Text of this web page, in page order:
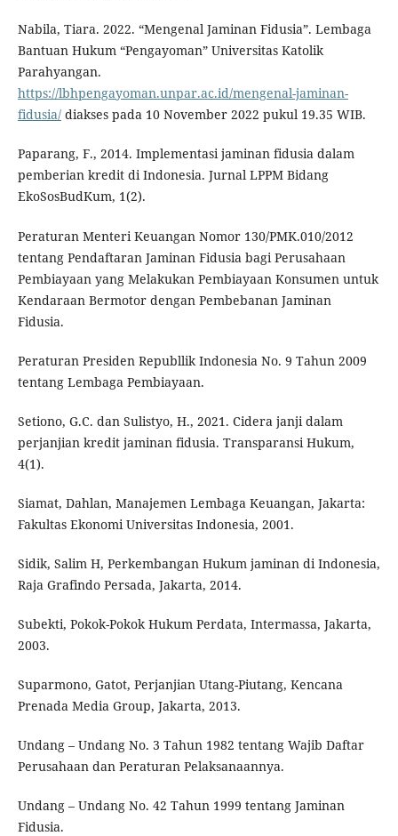
Nabila, Tiara. 2022. “Mengenal Jaminan Fidusia”. Lembaga
Bantuan Hukum “Pengayoman” Universitas Katolik
Parahyangan.
https://lbhpengayoman.unpar.ac.id/mengenal-jaminan-
fidusia/diakses pada 10 November 2022 pukul 19.35 WIB.
Paparang, F., 2014. Implementasi jaminan fidusia dalam
pemberian kredit di Indonesia. Jurnal LPPM Bidang
EkoSosBudKum, 1(2).
Peraturan Menteri Keuangan Nomor 130/PMK.010/2012
tentang Pendaftaran Jaminan Fidusia bagi Perusahaan
Pembiayaan yang Melakukan Pembiayaan Konsumen untuk
Kendaraan Bermotor dengan Pembebanan Jaminan
Fidusia.
Peraturan Presiden Republlik Indonesia No. 9 Tahun 2009
tentang Lembaga Pembiayaan.
Setiono, G.C. dan Sulistyo, H., 2021. Cidera janji dalam
perjanjian kredit jaminan fidusia. Transparansi Hukum,
4(1).
Siamat, Dahlan, Manajemen Lembaga Keuangan, Jakarta:
Fakultas Ekonomi Universitas Indonesia, 2001.
Sidik, Salim H, Perkembangan Hukum jaminan di Indonesia,
Raja Grafindo Persada, Jakarta, 2014.
Subekti, Pokok-Pokok Hukum Perdata, Intermassa, Jakarta,
2003.
Suparmono, Gatot, Perjanjian Utang-Piutang, Kencana
Prenada Media Group, Jakarta, 2013.
Undang – Undang No. 3 Tahun 1982 tentang Wajib Daftar
Perusahaan dan Peraturan Pelaksanaannya.
Undang – Undang No. 42 Tahun 1999 tentang Jaminan
Fidusia.